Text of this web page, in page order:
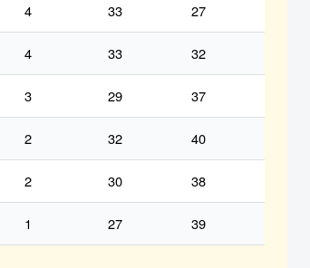
4 33 27
4 33 32
3 29 37
2 32 40
2 30 38
1 27 39